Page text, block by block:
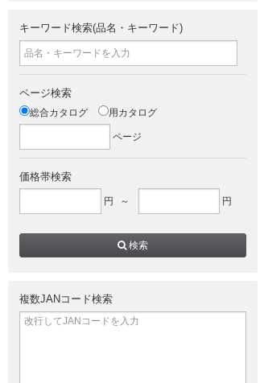
キーワード検索(品名・キーワード)
ページ検索
総合カタログ 用カタログ
ページ
価格帯検索
円 ～ 円
検索
複数JANコード検索